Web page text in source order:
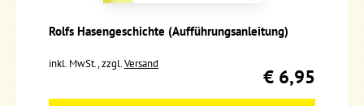
Rolfs Hasengeschichte (Aufführungsanleitung)
inkl. MwSt., zzgl.Versand
€ 6,95